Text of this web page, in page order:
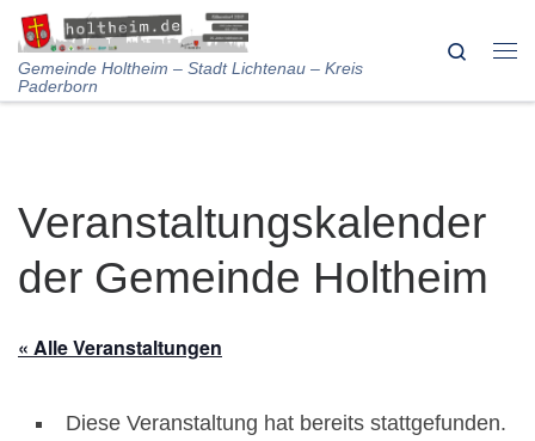
Skip to content
Gemeinde Holtheim – Stadt Lichtenau – Kreis
Paderborn
Search
Veranstaltungskalender
der Gemeinde Holtheim
« Alle Veranstaltungen
Diese Veranstaltung hat bereits stattgefunden.